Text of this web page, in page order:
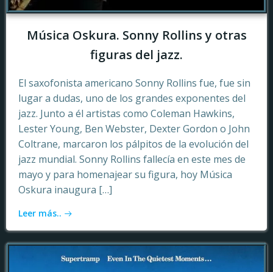
Música Oskura. Sonny Rollins y otras
figuras del jazz.
El saxofonista americano Sonny Rollins fue, fue sin
lugar a dudas, uno de los grandes exponentes del
jazz. Junto a él artistas como Coleman Hawkins,
Lester Young, Ben Webster, Dexter Gordon o John
Coltrane, marcaron los pálpitos de la evolución del
jazz mundial. Sonny Rollins fallecía en este mes de
mayo y para homenajear su figura, hoy Música
Oskura inaugura […]
Leer más..